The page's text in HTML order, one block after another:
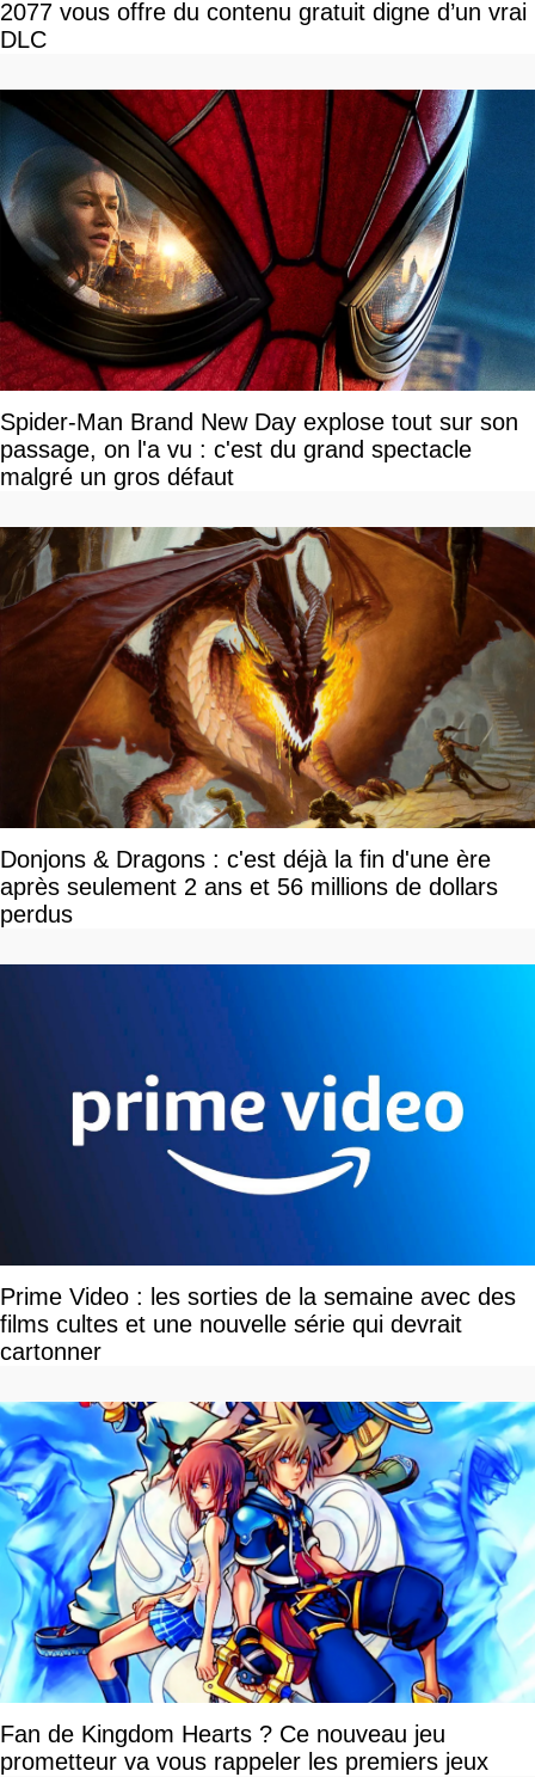
2077 vous offre du contenu gratuit digne d’un vrai
DLC
Spider-Man Brand New Day explose tout sur son
passage, on l'a vu : c'est du grand spectacle
malgré un gros défaut
Donjons & Dragons : c'est déjà la fin d'une ère
après seulement 2 ans et 56 millions de dollars
perdus
Prime Video : les sorties de la semaine avec des
films cultes et une nouvelle série qui devrait
cartonner
Fan de Kingdom Hearts ? Ce nouveau jeu
prometteur va vous rappeler les premiers jeux